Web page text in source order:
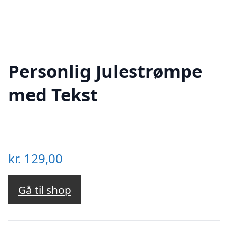
Personlig Julestrømpe
med Tekst
kr. 129,00
Gå til shop